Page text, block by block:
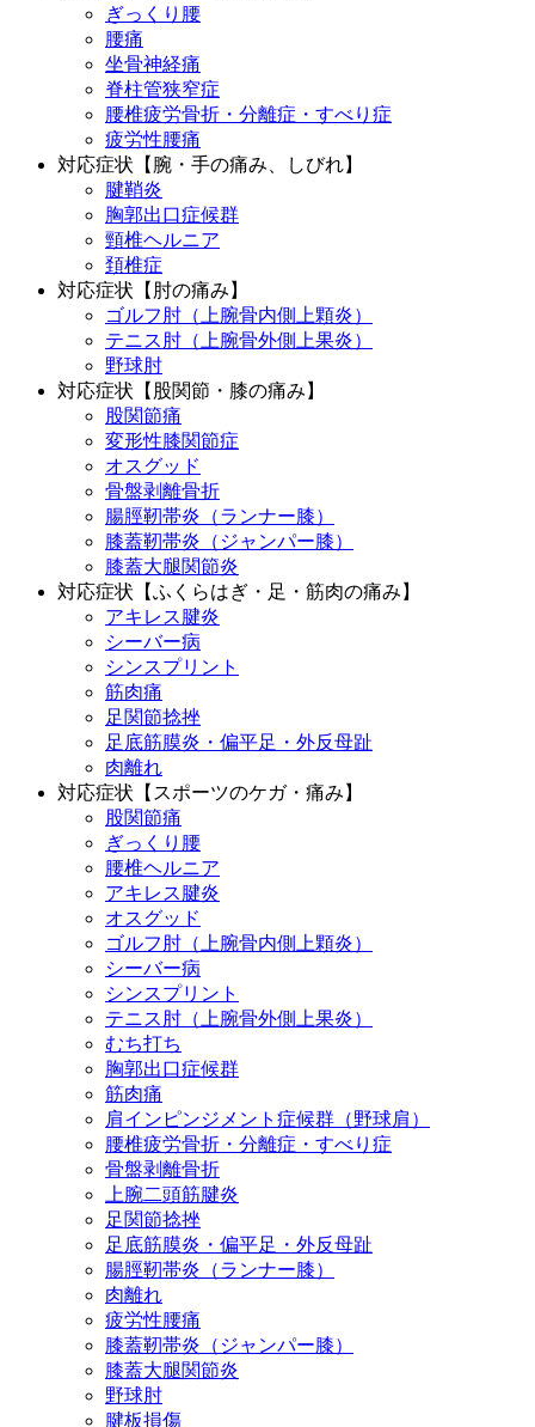
ぎっくり腰
腰痛
坐骨神経痛
脊柱管狭窄症
腰椎疲労骨折・分離症・すべり症
疲労性腰痛
対応症状【腕・手の痛み、しびれ】
腱鞘炎
胸郭出口症候群
頸椎ヘルニア
頚椎症
対応症状【肘の痛み】
ゴルフ肘（上腕骨内側上顆炎）
テニス肘（上腕骨外側上果炎）
野球肘
対応症状【股関節・膝の痛み】
股関節痛
変形性膝関節症
オスグッド
骨盤剥離骨折
腸脛靭帯炎（ランナー膝）
膝蓋靭帯炎（ジャンパー膝）
膝蓋大腿関節炎
対応症状【ふくらはぎ・足・筋肉の痛み】
アキレス腱炎
シーバー病
シンスプリント
筋肉痛
足関節捻挫
足底筋膜炎・偏平足・外反母趾
肉離れ
対応症状【スポーツのケガ・痛み】
股関節痛
ぎっくり腰
腰椎ヘルニア
アキレス腱炎
オスグッド
ゴルフ肘（上腕骨内側上顆炎）
シーバー病
シンスプリント
テニス肘（上腕骨外側上果炎）
むち打ち
胸郭出口症候群
筋肉痛
肩インピンジメント症候群（野球肩）
腰椎疲労骨折・分離症・すべり症
骨盤剥離骨折
上腕二頭筋腱炎
足関節捻挫
足底筋膜炎・偏平足・外反母趾
腸脛靭帯炎（ランナー膝）
肉離れ
疲労性腰痛
膝蓋靭帯炎（ジャンパー膝）
膝蓋大腿関節炎
野球肘
腱板損傷